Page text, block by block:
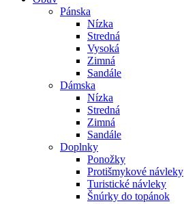
Pánska
Nízka
Stredná
Vysoká
Zimná
Sandále
Dámska
Nízka
Stredná
Zimná
Sandále
Doplnky
Ponožky
Protišmykové návleky
Turistické návleky
Šnúrky do topánok